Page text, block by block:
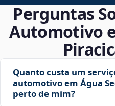
Perguntas
Automotivo
Quanto custa um
automotivo em Água
perto de mim?